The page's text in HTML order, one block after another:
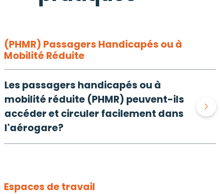
(PHMR) Passagers Handicapés ou à
Mobilité Réduite
Les passagers handicapés ou à
mobilité réduite (PHMR) peuvent-ils
accéder et circuler facilement dans
l'aérogare?
Espaces de travail